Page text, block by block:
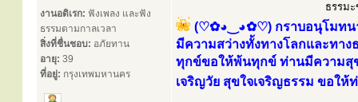
งานอดิเรก: ฟังเพลง และฟัง
ธรรมตามกาลเวลา
สิ่งที่ชื่นชอบ: อภัยทาน
อายุ: 39
ที่อยู่: กรุงเทพมหานคร
ธรรม
(♡✿◕‿◕✿♡) กราบอนุโมทน
มีความสว่างทั้งทางโลกและทาง
ทุกข์ขอให้พ้นทุกข์ ท่านมีความสุ
เจริญวัย สุขใจเจริญธรรม ขอให้